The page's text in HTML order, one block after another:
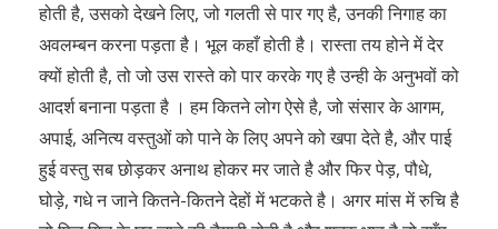
होती है, उसको देखने लिए, जो गलती से पार गए है, उनकी निगाह का
अवलम्बन करना पड़ता है। भूल कहाँ होती है। रास्ता तय होने में देर
क्यों होती है, तो जो उस रास्ते को पार करके गए है उन्ही के अनुभवों को
आदर्श बनाना पड़ता है । हम कितने लोग ऐसे है, जो संसार के आगम,
अपाई, अनित्य वस्तुओं को पाने के लिए अपने को खपा देते है, और पाई
हुई वस्तु सब छोड़कर अनाथ होकर मर जाते है और फिर पेड़, पौधे,
घोड़े, गधे न जाने कितने-कितने देहों में भटकते है। अगर मांस में रुचि है